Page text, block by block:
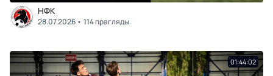
НФК
28.07.2026 114 прагляды
01:44:02